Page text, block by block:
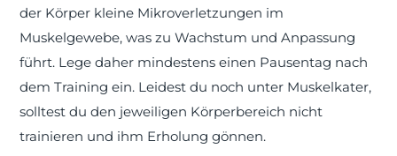
der Körper kleine Mikroverletzungen im
Muskelgewebe, was zu Wachstum und Anpassung
führt. Lege daher mindestens einen Pausentag nach
dem Training ein. Leidest du noch unter Muskelkater,
solltest du den jeweiligen Körperbereich nicht
trainieren und ihm Erholung gönnen.